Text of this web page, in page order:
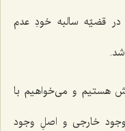
قضیّه سالبه خودِ عدم
هستیم و می‌خواهیم با
خارجی و اصلِ وجود